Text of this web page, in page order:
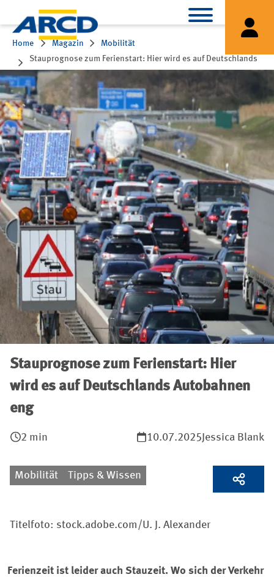
Home Magazin
Mobilität
Stauprognose zum Ferienstart: Hier wird es auf Deutschlands
Autobahnen eng
Stauprognose zum Ferienstart: Hier
wird es auf Deutschlands Autobahnen
eng
2 min 10.07.2025 Jessica Blank
Mobilität Tipps & Wissen
Titelfoto: stock.adobe.com/U. J. Alexander
Ferienzeit ist leider auch Stauzeit. Wo sich der Verkehr